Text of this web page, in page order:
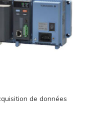
de données